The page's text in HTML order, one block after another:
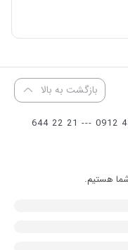
بازگشت به بالا
02122207923 --- 942 43 43 0912 --- 21 22 644